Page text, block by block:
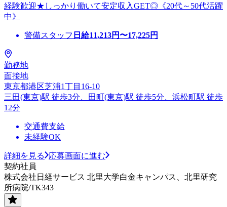
経験歓迎★しっかり働いて安定収入GET◎《20代～50代活躍
中》
警備スタッフ 日給11,213円〜17,225円
勤務地
面接地
東京都港区芝浦1丁目16-10
三田(東京)駅 徒歩3分、田町(東京)駅 徒歩5分、浜松町駅 徒歩
12分
交通費支給
未経験OK
詳細を見る
応募画面に進む
契約社員
株式会社日経サービス 北里大学白金キャンパス、北里研究
所病院/TK343